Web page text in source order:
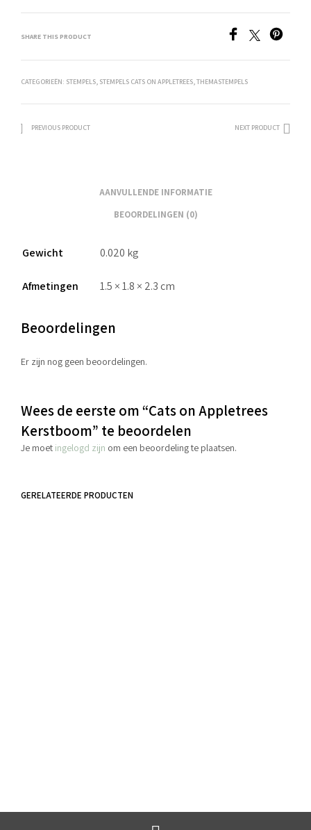
SHARE THIS PRODUCT
CATEGORIEËN: STEMPELS, STEMPELS CATS ON APPLETREES,THEMASTEMPELS
PREVIOUS PRODUCT NEXT PRODUCT
AANVULLENDE INFORMATIE
BEOORDELINGEN (0)
Gewicht 0.020 kg
Afmetingen 1.5 × 1.8 × 2.3 cm
Beoordelingen
Er zijn nog geen beoordelingen.
Wees de eerste om “Cats on Appletrees
Kerstboom” te beoordelen
Je moet ingelogd zijn om een beoordeling te plaatsen.
GERELATEERDE PRODUCTEN